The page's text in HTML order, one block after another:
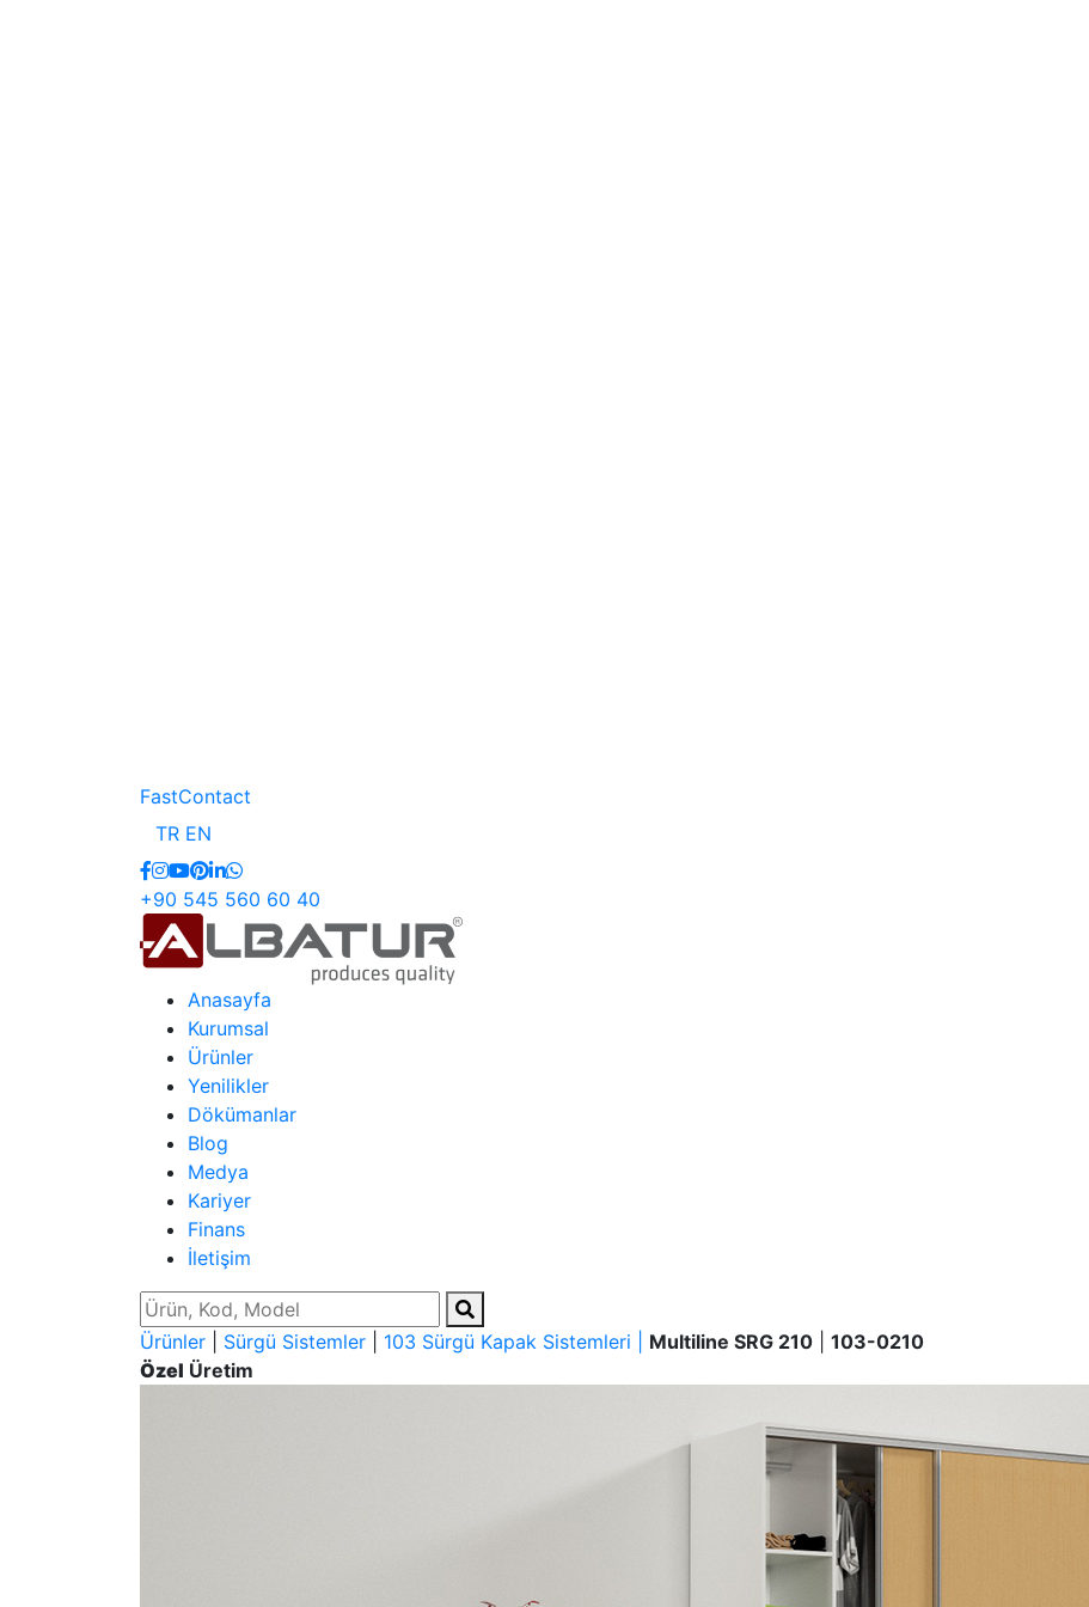
FastContact
TR EN
+90 545 560 60 40
Anasayfa
Kurumsal
Ürünler
Yenilikler
Dökümanlar
Blog
Medya
Kariyer
Finans
İletişim
Ürünler Sürgü Sistemler 103 Sürgü Kapak Sistemleri | Multiline SRG 210
103-0210
Özel Üretim